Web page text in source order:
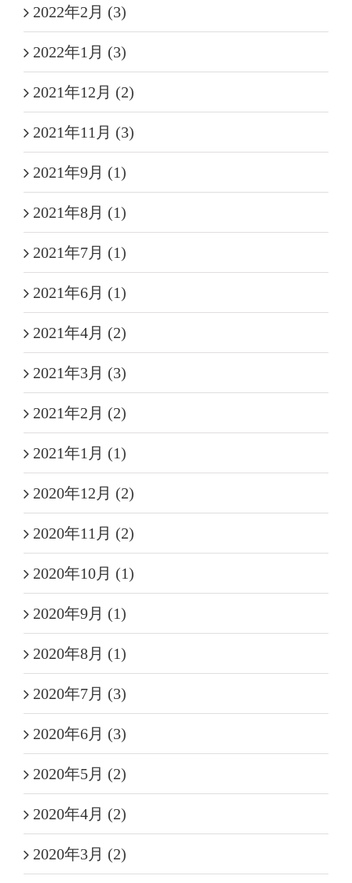
2022年2月 (3)
2022年1月 (3)
2021年12月 (2)
2021年11月 (3)
2021年9月 (1)
2021年8月 (1)
2021年7月 (1)
2021年6月 (1)
2021年4月 (2)
2021年3月 (3)
2021年2月 (2)
2021年1月 (1)
2020年12月 (2)
2020年11月 (2)
2020年10月 (1)
2020年9月 (1)
2020年8月 (1)
2020年7月 (3)
2020年6月 (3)
2020年5月 (2)
2020年4月 (2)
2020年3月 (2)